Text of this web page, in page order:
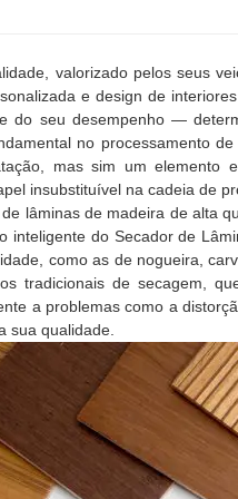
valorizado pelos seus
e design de
do seu desempenho —
no processamento
mas sim um elemento
insubstituível na cadeia de
lâminas de madeira de alta
inteligente do Secador de
como as de nogueira,
tradicionais de secagem,
a problemas como a
sua qualidade.